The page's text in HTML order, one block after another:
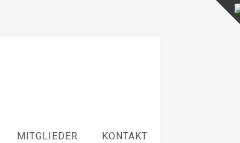
MITGLIEDER KONTAKT